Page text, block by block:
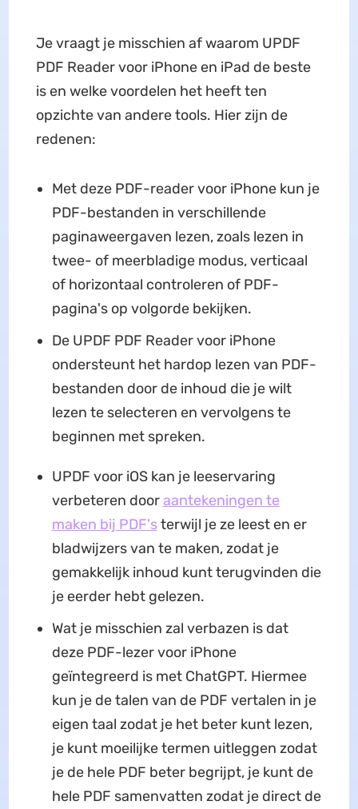
Je vraagt je misschien af waarom UPDF
PDF Reader voor iPhone en iPad de beste
is en welke voordelen het heeft ten
opzichte van andere tools. Hier zijn de
redenen:
Met deze PDF-reader voor iPhone kun je
PDF-bestanden in verschillende
paginaweergaven lezen, zoals lezen in
twee- of meerbladige modus, verticaal
of horizontaal controleren of PDF-
pagina's op volgorde bekijken.
De UPDF PDF Reader voor iPhone
ondersteunt het hardop lezen van PDF-
bestanden door de inhoud die je wilt
lezen te selecteren en vervolgens te
beginnen met spreken.
UPDF voor iOS kan je leeservaring
verbeteren dooraantekeningen te
maken bij PDF'sterwijl je ze leest en er
bladwijzers van te maken, zodat je
gemakkelijk inhoud kunt terugvinden die
je eerder hebt gelezen.
Wat je misschien zal verbazen is dat
deze PDF-lezer voor iPhone
geïntegreerd is met ChatGPT. Hiermee
kun je de talen van de PDF vertalen in je
eigen taal zodat je het beter kunt lezen,
je kunt moeilijke termen uitleggen zodat
je de hele PDF beter begrijpt, je kunt de
hele PDF samenvatten zodat je direct de